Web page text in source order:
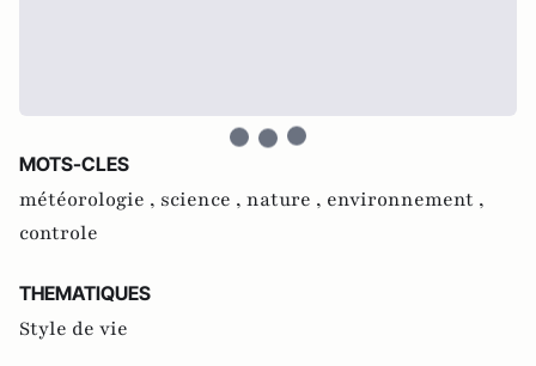
MOTS-CLES
météorologie , science , nature , environnement ,
controle
THEMATIQUES
Style de vie